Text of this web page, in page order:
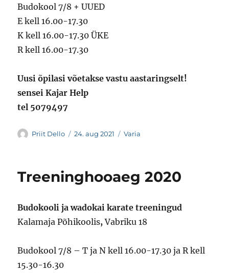
Budokool 7/8 + UUED
E kell 16.00-17.30
K kell 16.00-17.30 ÜKE
R kell 16.00-17.30
Uusi õpilasi võetakse vastu aastaringselt!
sensei Kajar Help
tel 5079497
Autor
Priit Dello Postitatud
24. aug 2021 Rubriigid
Varia
Treeninghooaeg 2020
Budokooli ja wadokai karate treeningud
Kalamaja Põhikoolis,Vabriku 18
Budokool 7/8 – T ja N kell 16.00-17.30 ja R kell
15.30-16.30